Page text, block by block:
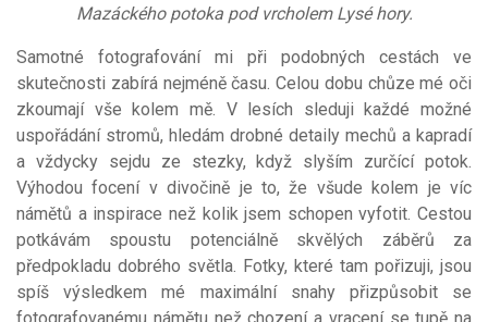
Mazáckého potoka pod vrcholem Lysé hory.
Samotné fotografování mi při podobných cestách ve
skutečnosti zabírá nejméně času. Celou dobu chůze mé oči
zkoumají vše kolem mě. V lesích sleduji každé možné
uspořádání stromů, hledám drobné detaily mechů a kapradí
a vždycky sejdu ze stezky, když slyším zurčící potok.
Výhodou focení v divočině je to, že všude kolem je víc
námětů a inspirace než kolik jsem schopen vyfotit. Cestou
potkávám spoustu potenciálně skvělých záběrů za
předpokladu dobrého světla. Fotky, které tam pořizuji, jsou
spíš výsledkem mé maximální snahy přizpůsobit se